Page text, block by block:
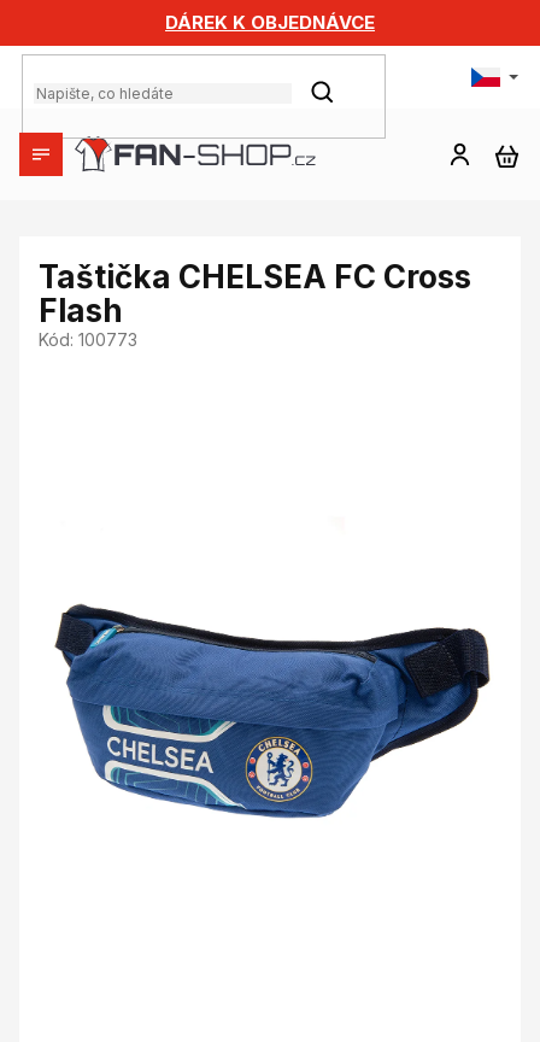
obsah
DÁREK K OBJEDNÁVCE
HLEDAT
Taštička CHELSEA FC Cross
Flash
Kód: 100773